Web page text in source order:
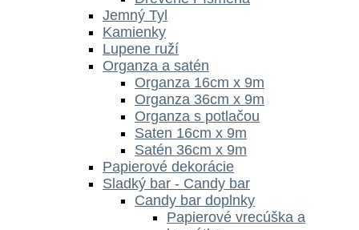
Jemný Tyl
Kamienky
Lupene ruží
Organza a satén
Organza 16cm x 9m
Organza 36cm x 9m
Organza s potlačou
Saten 16cm x 9m
Satén 36cm x 9m
Papierové dekorácie
Sladký bar - Candy bar
Candy bar doplnky
Papierové vrecúška a